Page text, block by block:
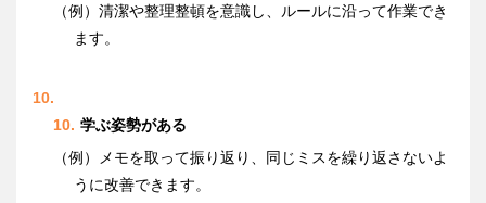
（例）清潔や整理整頓を意識し、ルールに沿って作業でき
ます。
学ぶ姿勢がある
（例）メモを取って振り返り、同じミスを繰り返さないよ
うに改善できます。